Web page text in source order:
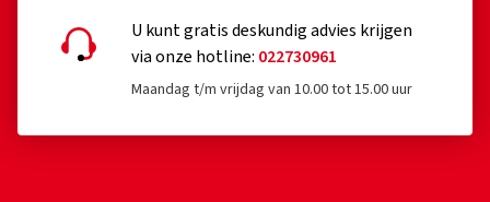
U kunt gratis deskundig advies krijgen
via onze hotline: 022730961
Maandag t/m vrijdag van 10.00 tot 15.00 uur